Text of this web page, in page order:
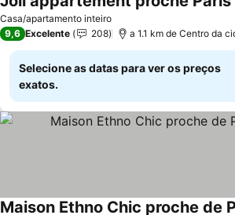
Casa/apartamento inteiro
9,6 Excelente 208 a 1.1 km de Centro da
Selecione as datas para ver os preços
exatos.
Maison Ethno Chic proche de